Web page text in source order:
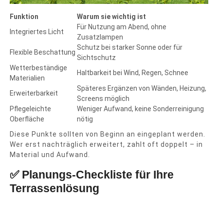
Funktion
Warum sie wichtig ist
Integriertes Licht
Für Nutzung am Abend, ohne
Zusatzlampen
Flexible Beschattung
Schutz bei starker Sonne oder für
Sichtschutz
Wetterbeständige
Materialien
Haltbarkeit bei Wind, Regen, Schnee
Erweiterbarkeit
Späteres Ergänzen von Wänden, Heizung,
Screens möglich
Pflegeleichte
Oberfläche
Weniger Aufwand, keine Sonderreinigung
nötig
Diese Punkte sollten von Beginn an eingeplant werden.
Wer erst nachträglich erweitert, zahlt oft doppelt – in
Material und Aufwand.
✅ Planungs-Checkliste für Ihre
Terrassenlösung